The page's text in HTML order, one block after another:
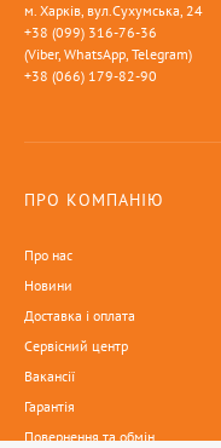
м. Харків, вул.Сухумська, 24
+38 (099) 316-76-36
(Viber, WhatsApp, Telegram)
+38 (066) 179-82-90
ПРО КОМПАНІЮ
Про нас
Новини
Доставка і оплата
Сервісний центр
Вакансії
Гарантія
Повернення та обмін